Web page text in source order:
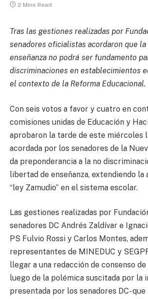
2 Mins Read
Tras las gestiones realizadas por
senadores oficialistas acordaron que
enseñanza no podrá ser fundamento
discriminaciones en establecimientos
el contexto de la Reforma Educacional.
Con seis votos a favor y cuatro en
comisiones unidas de Educación y
aprobaron la tarde de este miércoles
acordada por los senadores de la
da preponderancia a la no
libertad de enseñanza, extendiendo la
“ley Zamudio” en el sistema escolar.
Las gestiones realizadas por
senadores DC Andrés Zaldívar e
PS Fulvio Rossi y Carlos Montes,
representantes de MINEDUC y
llegar a una redacción de consenso
luego de la polémica suscitada por la
presentada por los senadores DC-